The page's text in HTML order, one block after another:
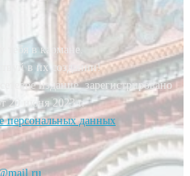
тебя в кармане.
в их создании!
издание, зарегистрировано
20 июня 2023 г.
персональных данных